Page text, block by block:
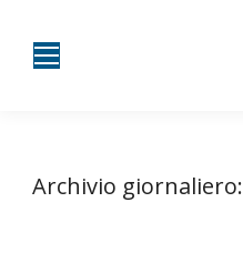
Archivio giornaliero: